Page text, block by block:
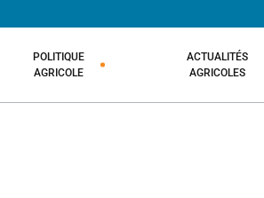
POLITIQUE
AGRICOLE
ACTUALITÉS
AGRICOLES